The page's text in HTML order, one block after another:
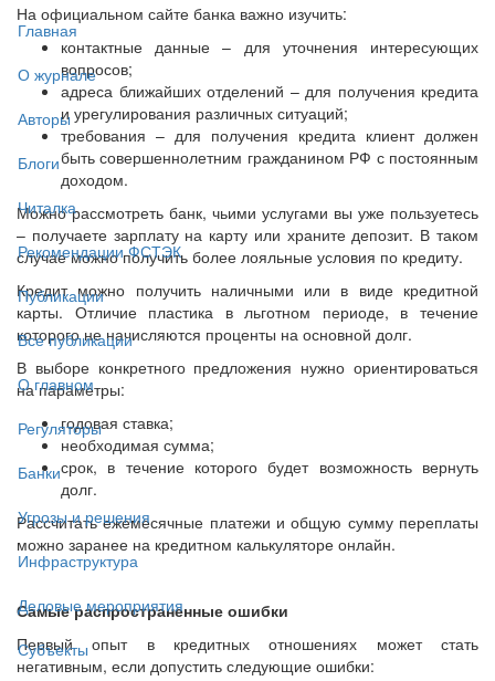
Главная
О журнале
Авторы
Блоги
Читалка
Рекомендации ФСТЭК
Публикации
Все публикации
О главном
Регуляторы
Банки
Угрозы и решения
Инфраструктура
Деловые мероприятия
Субъекты
На официальном сайте банка важно изучить:
контактные данные – для уточнения интересующих
вопросов;
адреса ближайших отделений – для получения кредита
и урегулирования различных ситуаций;
требования – для получения кредита клиент должен
быть совершеннолетним гражданином РФ с постоянным
доходом.
Можно рассмотреть банк, чьими услугами вы уже пользуетесь
– получаете зарплату на карту или храните депозит. В таком
случае можно получить более лояльные условия по кредиту.
Кредит можно получить наличными или в виде кредитной
карты. Отличие пластика в льготном периоде, в течение
которого не начисляются проценты на основной долг.
В выборе конкретного предложения нужно ориентироваться
на параметры:
годовая ставка;
необходимая сумма;
срок, в течение которого будет возможность вернуть
долг.
Рассчитать ежемесячные платежи и общую сумму переплаты
можно заранее на кредитном калькуляторе онлайн.
Самые распространенные ошибки
Первый опыт в кредитных отношениях может стать
негативным, если допустить следующие ошибки: